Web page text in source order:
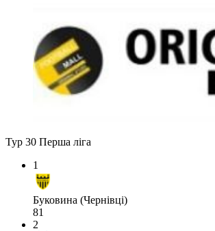
Тур 30 Перша ліга
1
Буковина (Чернівці)
81
2